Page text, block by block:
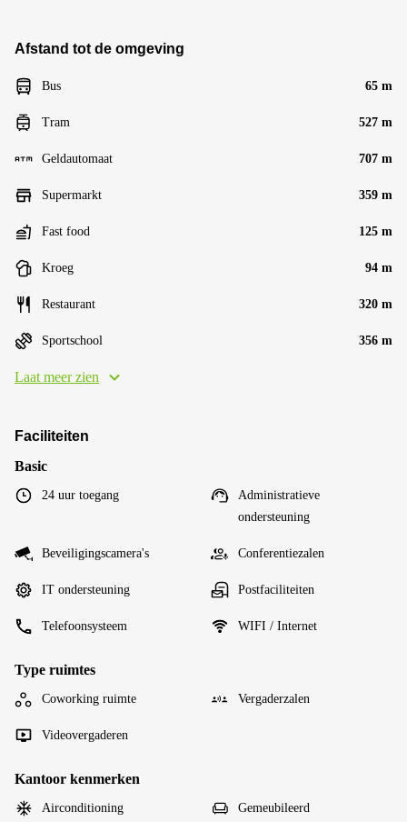
Afstand tot de omgeving
Bus 65 m
Tram 527 m
Geldautomaat 707 m
Supermarkt 359 m
Fast food 125 m
Kroeg 94 m
Restaurant 320 m
Sportschool 356 m
Laat meer zien
Faciliteiten
Basic
24 uur toegang
Administratieve
ondersteuning
Beveiligingscamera's Conferentiezalen
IT ondersteuning Postfaciliteiten
Telefoonsysteem WIFI / Internet
Type ruimtes
Coworking ruimte Vergaderzalen
Videovergaderen
Kantoor kenmerken
Airconditioning Gemeubileerd